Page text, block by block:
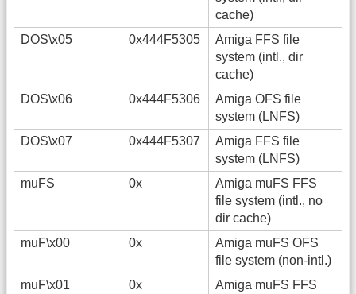
cache)
DOS\x05
0x444F5305
Amiga FFS file
system (intl., dir
cache)
DOS\x06
0x444F5306
Amiga OFS file
system (LNFS)
DOS\x07
0x444F5307
Amiga FFS file
system (LNFS)
muFS
0x
Amiga muFS FFS
file system (intl., no
dir cache)
muF\x00
0x
Amiga muFS OFS
file system (non-intl.)
muF\x01
0x
Amiga muFS FFS